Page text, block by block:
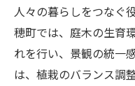
人々の暮らしをつなぐ
穂町では、庭木の生育
れを行い、景観の統一
は、植栽のバランス調